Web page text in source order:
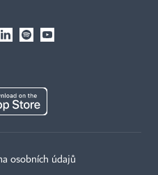
osobních údajů